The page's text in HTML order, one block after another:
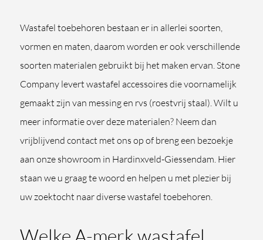
Wastafel toebehoren bestaan er in allerlei soorten,
vormen en maten, daarom worden er ook verschillende
soorten materialen gebruikt bij het maken ervan. Stone
Company levert wastafel accessoires die voornamelijk
gemaakt zijn van messing en rvs (roestvrij staal). Wilt u
meer informatie over deze materialen? Neem dan
vrijblijvend contact met ons op of breng een bezoekje
aan onze showroom in Hardinxveld-Giessendam. Hier
staan we u graag te woord en helpen u met plezier bij
uw zoektocht naar diverse wastafel toebehoren.